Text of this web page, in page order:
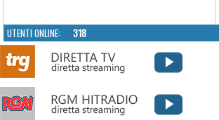
UTENTI ONLINE: 318